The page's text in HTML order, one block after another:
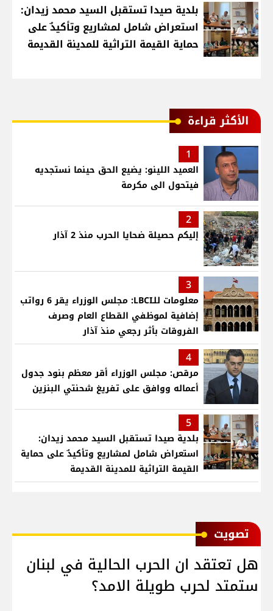
بلدية صيدا تستقبل السيد محمد زيدان:
استعراض شامل لمشاريع وتأكيدٌ على
حماية القيمة التراثية للمدينة القديمة
الأكثر قراءة
1
العميد اللينو: يضيع الحق حينما نستجديه
فيتحول الى مكرمة
2
إليكم حصيلة ضحايا الحرب منذ 2 آذار
3
معلومات للـLBCI: مجلس الوزراء يقر 6 رواتب
إضافية لموظفي القطاع العام وصرف
الفروقات بأثر رجعي منذ آذار
4
مرقص: مجلس الوزراء أقر معظم بنود جدول
أعماله ووافق على تفريغ شحنتي البنزين
5
بلدية صيدا تستقبل السيد محمد زيدان:
استعراض شامل لمشاريع وتأكيدٌ على حماية
القيمة التراثية للمدينة القديمة
ﺗﺼﻮﻳﺖ
هل تعتقد ان الحرب الحالية في لبنان
ستمتد لحرب طويلة الامد؟